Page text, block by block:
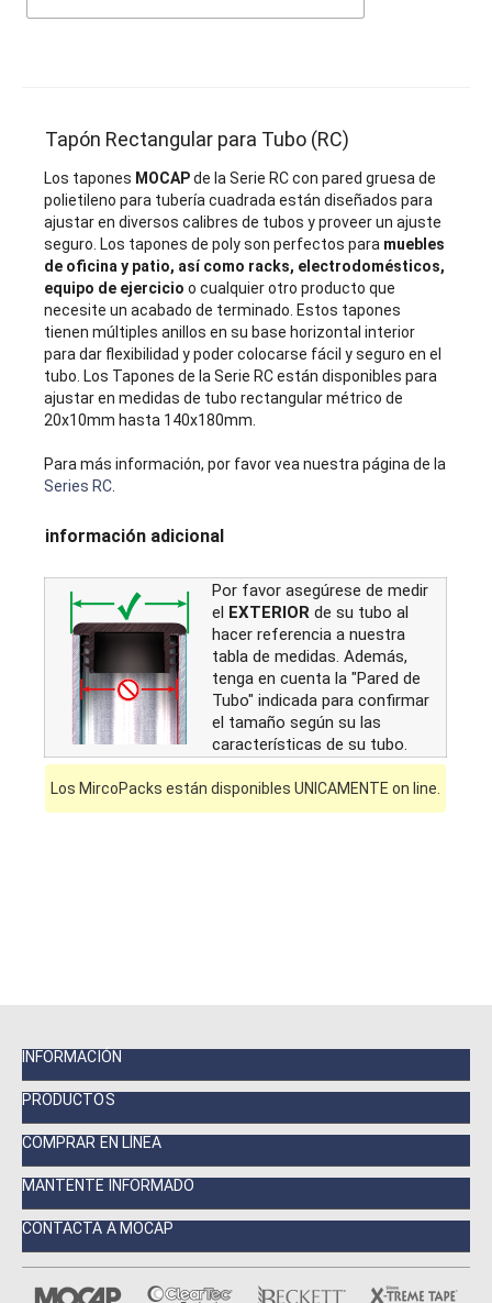
Tapón Rectangular para Tubo (RC)
Los tapones MOCAPde la Serie RC con pared gruesa de
polietileno para tubería cuadrada están diseñados para
ajustar en diversos calibres de tubos y proveer un ajuste
seguro. Los tapones de poly son perfectos para muebles
de oficina y patio, así como racks, electrodomésticos,
equipo de ejercicio o cualquier otro producto que
necesite un acabado de terminado. Estos tapones
tienen múltiples anillos en su base horizontal interior
para dar flexibilidad y poder colocarse fácil y seguro en el
tubo. Los Tapones de la Serie RC están disponibles para
ajustar en medidas de tubo rectangular métrico de
20x10mm hasta 140x180mm.
Para más información, por favor vea nuestra página de la
Series RC.
información adicional
Por favor asegúrese de medir
el EXTERIOR de su tubo al
hacer referencia a nuestra
tabla de medidas. Además,
tenga en cuenta la "Pared de
Tubo" indicada para confirmar
el tamaño según su las
características de su tubo.
Los MircoPacks están disponibles UNICAMENTE on line.
INFORMACIÓN
PRODUCTOS
COMPRAR EN LÍNEA
MANTENTE INFORMADO
CONTACTA A MOCAP